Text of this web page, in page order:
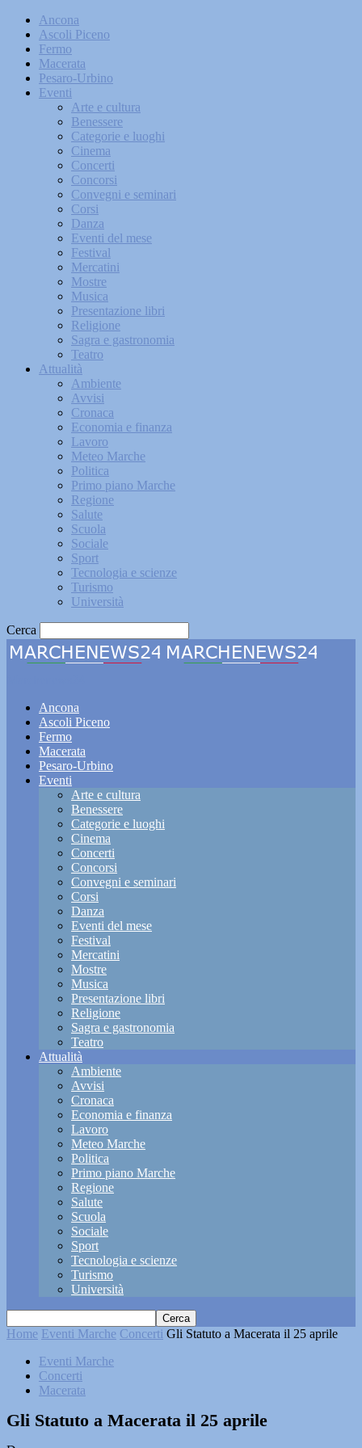
Ancona
Ascoli Piceno
Fermo
Macerata
Pesaro-Urbino
Eventi
Arte e cultura
Benessere
Categorie e luoghi
Cinema
Concerti
Concorsi
Convegni e seminari
Corsi
Danza
Eventi del mese
Festival
Mercatini
Mostre
Musica
Presentazione libri
Religione
Sagra e gastronomia
Teatro
Attualità
Ambiente
Avvisi
Cronaca
Economia e finanza
Lavoro
Meteo Marche
Politica
Primo piano Marche
Regione
Salute
Scuola
Sociale
Sport
Tecnologia e scienze
Turismo
Università
Cerca
Ancona
Ascoli Piceno
Fermo
Macerata
Pesaro-Urbino
Eventi
Arte e cultura
Benessere
Categorie e luoghi
Cinema
Concerti
Concorsi
Convegni e seminari
Corsi
Danza
Eventi del mese
Festival
Mercatini
Mostre
Musica
Presentazione libri
Religione
Sagra e gastronomia
Teatro
Attualità
Ambiente
Avvisi
Cronaca
Economia e finanza
Lavoro
Meteo Marche
Politica
Primo piano Marche
Regione
Salute
Scuola
Sociale
Sport
Tecnologia e scienze
Turismo
Università
Home Eventi Marche Concerti Gli Statuto a Macerata il 25 aprile
Eventi Marche
Concerti
Macerata
Gli Statuto a Macerata il 25 aprile